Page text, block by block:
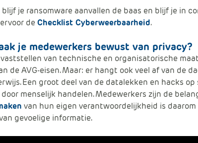
blijf je ransomware aanvallen de baas en blijf je in
de Checklist Cyberweerbaarheid.
je medewerkers bewust van privacy?
van technische en organisatorische
de AVG-eisen. Maar: er hangt ook veel af van de
Een groot deel van de datalekken en hacks op
menselijk handelen. Medewerkers zijn de
van hun eigen verantwoordelijkheid is
gevoelige informatie.